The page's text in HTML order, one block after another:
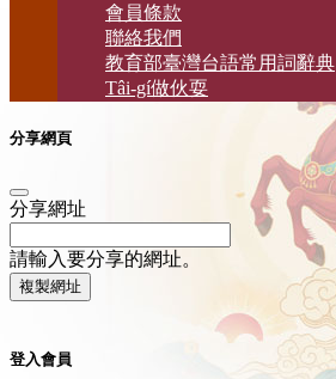
會員條款
聯絡我們
教育部臺灣台語常用詞辭典
Tâi-gí做伙耍
分享網頁
分享網址
請輸入要分享的網址。
複製網址
登入會員